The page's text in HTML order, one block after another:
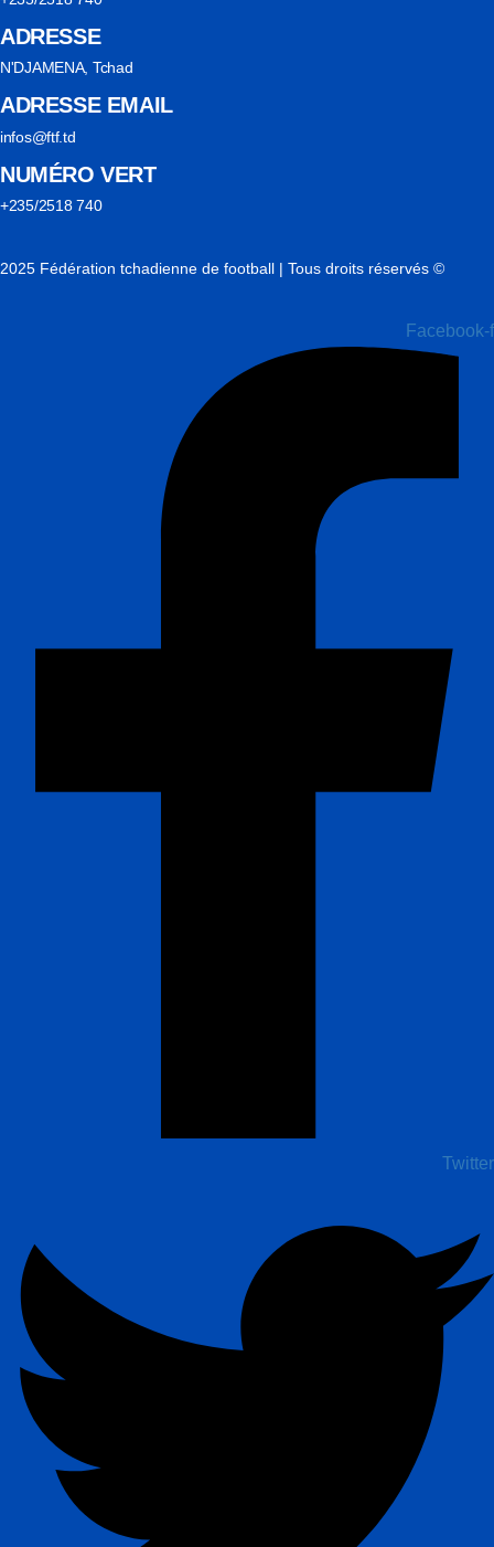
ADRESSE
N'DJAMENA, Tchad
ADRESSE EMAIL
infos@ftf.td
NUMÉRO VERT
+235/2518 740
2025 Fédération tchadienne de football | Tous droits réservés ©
Facebook-f
Twitter